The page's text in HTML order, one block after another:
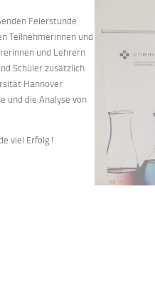
Feierstunde
Teilnehmerinnen und
und Lehrern
Schüler zusätzlich
Hannover
und die Analyse von
viel Erfolg!